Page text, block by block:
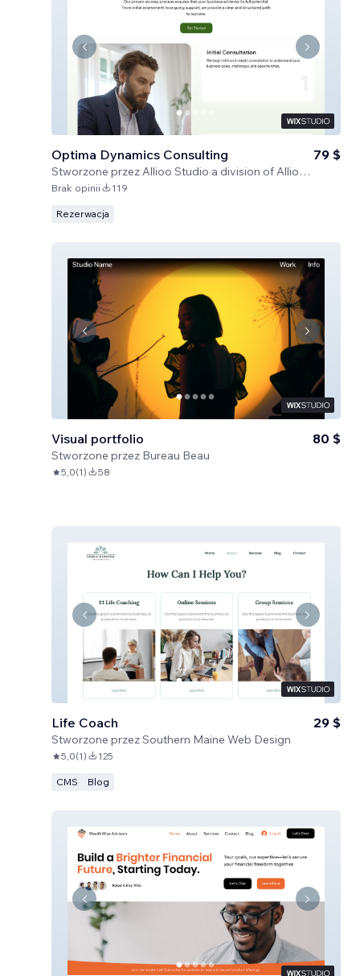
Optima Dynamics Consulting
Stworzone przezAllioo Studio a division of Allioo LLC
79 $
Brak opinii 119
Rezerwacja
Visual portfolio
Stworzone przez Bureau Beau
80 $
5,0(1) 58
Life Coach
Stworzone przezSouthern Maine Web Design
29 $
5,0(1) 125
CMS Blog